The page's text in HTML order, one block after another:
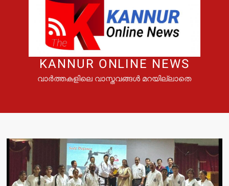
KANNUR ONLINE NEWS
വാർത്തകളിലെ വാസ്തവങ്ങൾ മറയില്ലാതെ